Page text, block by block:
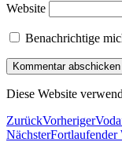
Website
Benachrichtige
Diese Website
ZurückVorheriger
NächsterFortlaufender